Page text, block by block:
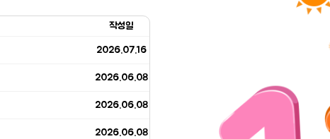
작성일
2026.07.16
2026.06.08
2026.06.08
2026.06.08